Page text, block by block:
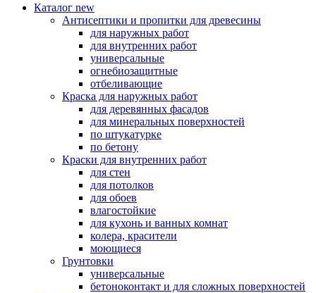
Каталог new
Антисептики и пропитки для древесины
для наружных работ
для внутренних работ
универсальные
огнебиозащитные
отбеливающие
Краска для наружных работ
для деревянных фасадов
для минеральных поверхностей
по штукатурке
по бетону
Краски для внутренних работ
для стен
для потолков
для обоев
влагостойкие
для кухонь и ванных комнат
колера, красители
моющиеся
Грунтовки
универсальные
бетоноконтакт и для сложных поверхностей